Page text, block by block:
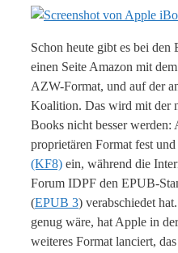
Schon heute gibt es bei
einen Seite Amazon mit dem
AZW-Format, und auf der
Koalition. Das wird mit der
Books nicht besser werden:
proprietären Format fest
(KF8) ein, während die
Forum IDPF den EPUB-
(EPUB 3) verabschiedet
genug wäre, hat Apple in
weiteres Format lanciert,